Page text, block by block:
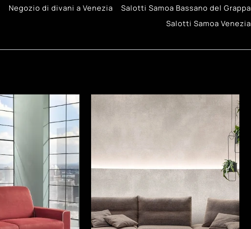
Negozio di divani a Venezia
Salotti Samoa Bassano del Grappa
Salotti Samoa Venezia